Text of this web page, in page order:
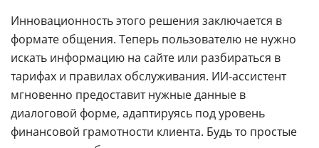
Инновационность этого решения заключается в
формате общения. Теперь пользователю не нужно
искать информацию на сайте или разбираться в
тарифах и правилах обслуживания. ИИ-ассистент
мгновенно предоставит нужные данные в
диалоговой форме, адаптируясь под уровень
финансовой грамотности клиента. Будь то простые